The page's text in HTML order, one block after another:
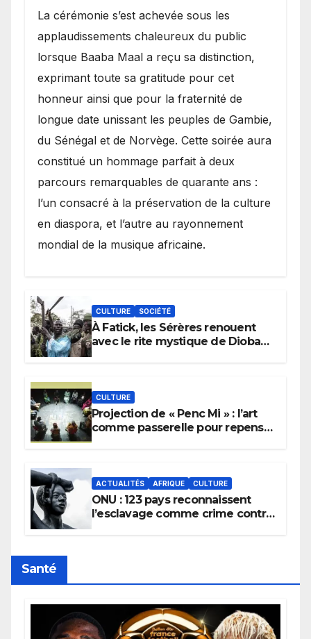
​La cérémonie s’est achevée sous les
applaudissements chaleureux du public
lorsque Baaba Maal a reçu sa distinction,
exprimant toute sa gratitude pour cet
honneur ainsi que pour la fraternité de
longue date unissant les peuples de Gambie,
du Sénégal et de Norvège. Cette soirée aura
constitué un hommage parfait à deux
parcours remarquables de quarante ans :
l’un consacré à la préservation de la culture
en diaspora, et l’autre au rayonnement
mondial de la musique africaine.
CULTURE SOCIÉTÉ
À Fatick, les Sérères renouent
avec le rite mystique de Diobaye
CULTURE
Projection de « Penc Mi » : l’art
comme passerelle pour repenser
ACTUALITÉS AFRIQUE CULTURE
ONU : 123 pays reconnaissent
l’esclavage comme crime contre
Santé